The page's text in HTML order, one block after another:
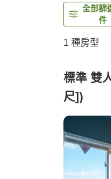
全部篩
件
1 種房型
標準 雙
尺])